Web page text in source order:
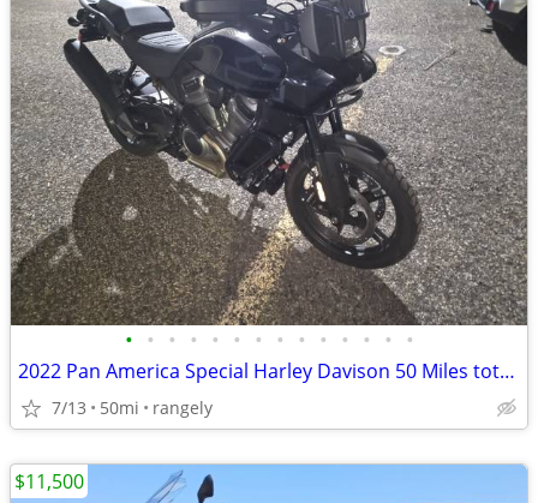
• • • • • • • • • • • • • •
2022 Pan America Special Harley Davison 50 Miles total NEW
7/13 50mi rangely
$11,500